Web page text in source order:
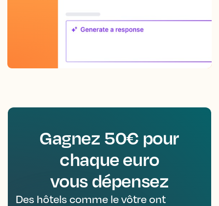
Gagnez 50€ pour
chaque euro
vous dépensez
Des hôtels comme le vôtre ont